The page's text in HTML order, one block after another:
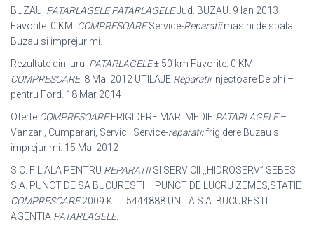
BUZAU, PATARLAGELE PATARLAGELEJud. BUZAU. 9 Ian 2013
Favorite. 0 KM. COMPRESOAREService-Reparatiimasini de spalat
Buzau si imprejurimi.
Rezultate din jurul PATARLAGELE± 50 km Favorite. 0 KM.
COMPRESOARE. 8 Mai 2012 UTILAJE ReparatiiInjectoare Delphi –
pentru Ford. 18 Mar 2014
Oferte COMPRESOAREFRIGIDERE MARI MEDIE PATARLAGELE–
Vanzari, Cumparari, Servicii Service-reparatiifrigidere Buzau si
imprejurimi. 15 Mai 2012
S.C. FILIALA PENTRU REPARATIISI SERVICII ,,HIDROSERV” SEBES
S.A. PUNCT DE SA BUCURESTI – PUNCT DE LUCRU ZEMES,STATIE
COMPRESOARE2009 KILII 5444888 UNITA S.A. BUCURESTI
AGENTIA PATARLAGELE.